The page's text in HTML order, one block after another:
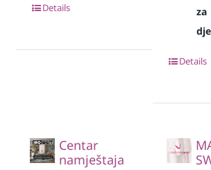
Details
za
Details
Centar
namještaja